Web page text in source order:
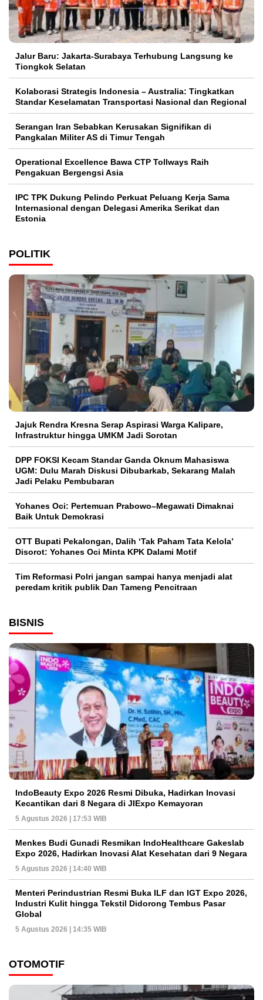
Jalur Baru: Jakarta-Surabaya Terhubung Langsung ke
Tiongkok Selatan
Kolaborasi Strategis Indonesia – Australia: Tingkatkan
Standar Keselamatan Transportasi Nasional dan Regional
Serangan Iran Sebabkan Kerusakan Signifikan di
Pangkalan Militer AS di Timur Tengah
Operational Excellence Bawa CTP Tollways Raih
Pengakuan Bergengsi Asia
IPC TPK Dukung Pelindo Perkuat Peluang Kerja Sama
Internasional dengan Delegasi Amerika Serikat dan
Estonia
POLITIK
Jajuk Rendra Kresna Serap Aspirasi Warga Kalipare,
Infrastruktur hingga UMKM Jadi Sorotan
DPP FOKSI Kecam Standar Ganda Oknum Mahasiswa
UGM: Dulu Marah Diskusi Dibubarkab, Sekarang Malah
Jadi Pelaku Pembubaran
Yohanes Oci: Pertemuan Prabowo–Megawati Dimaknai
Baik Untuk Demokrasi
OTT Bupati Pekalongan, Dalih ‘Tak Paham Tata Kelola’
Disorot: Yohanes Oci Minta KPK Dalami Motif
Tim Reformasi Polri jangan sampai hanya menjadi alat
peredam kritik publik Dan Tameng Pencitraan
BISNIS
IndoBeauty Expo 2026 Resmi Dibuka, Hadirkan Inovasi
Kecantikan dari 8 Negara di JIExpo Kemayoran
5 Agustus 2026 | 17:53 WIB
Menkes Budi Gunadi Resmikan IndoHealthcare Gakeslab
Expo 2026, Hadirkan Inovasi Alat Kesehatan dari 9 Negara
5 Agustus 2026 | 14:40 WIB
Menteri Perindustrian Resmi Buka ILF dan IGT Expo 2026,
Industri Kulit hingga Tekstil Didorong Tembus Pasar
Global
5 Agustus 2026 | 14:35 WIB
OTOMOTIF